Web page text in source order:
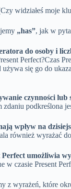
widziałeś moje
„has”, jak w
do osoby i
Perfect?Czas
używa się go do
czynności
podkreślona
wpływ na
również wyrażać
Perfect umożliwia
w czasie Present
z wyrażeń, które